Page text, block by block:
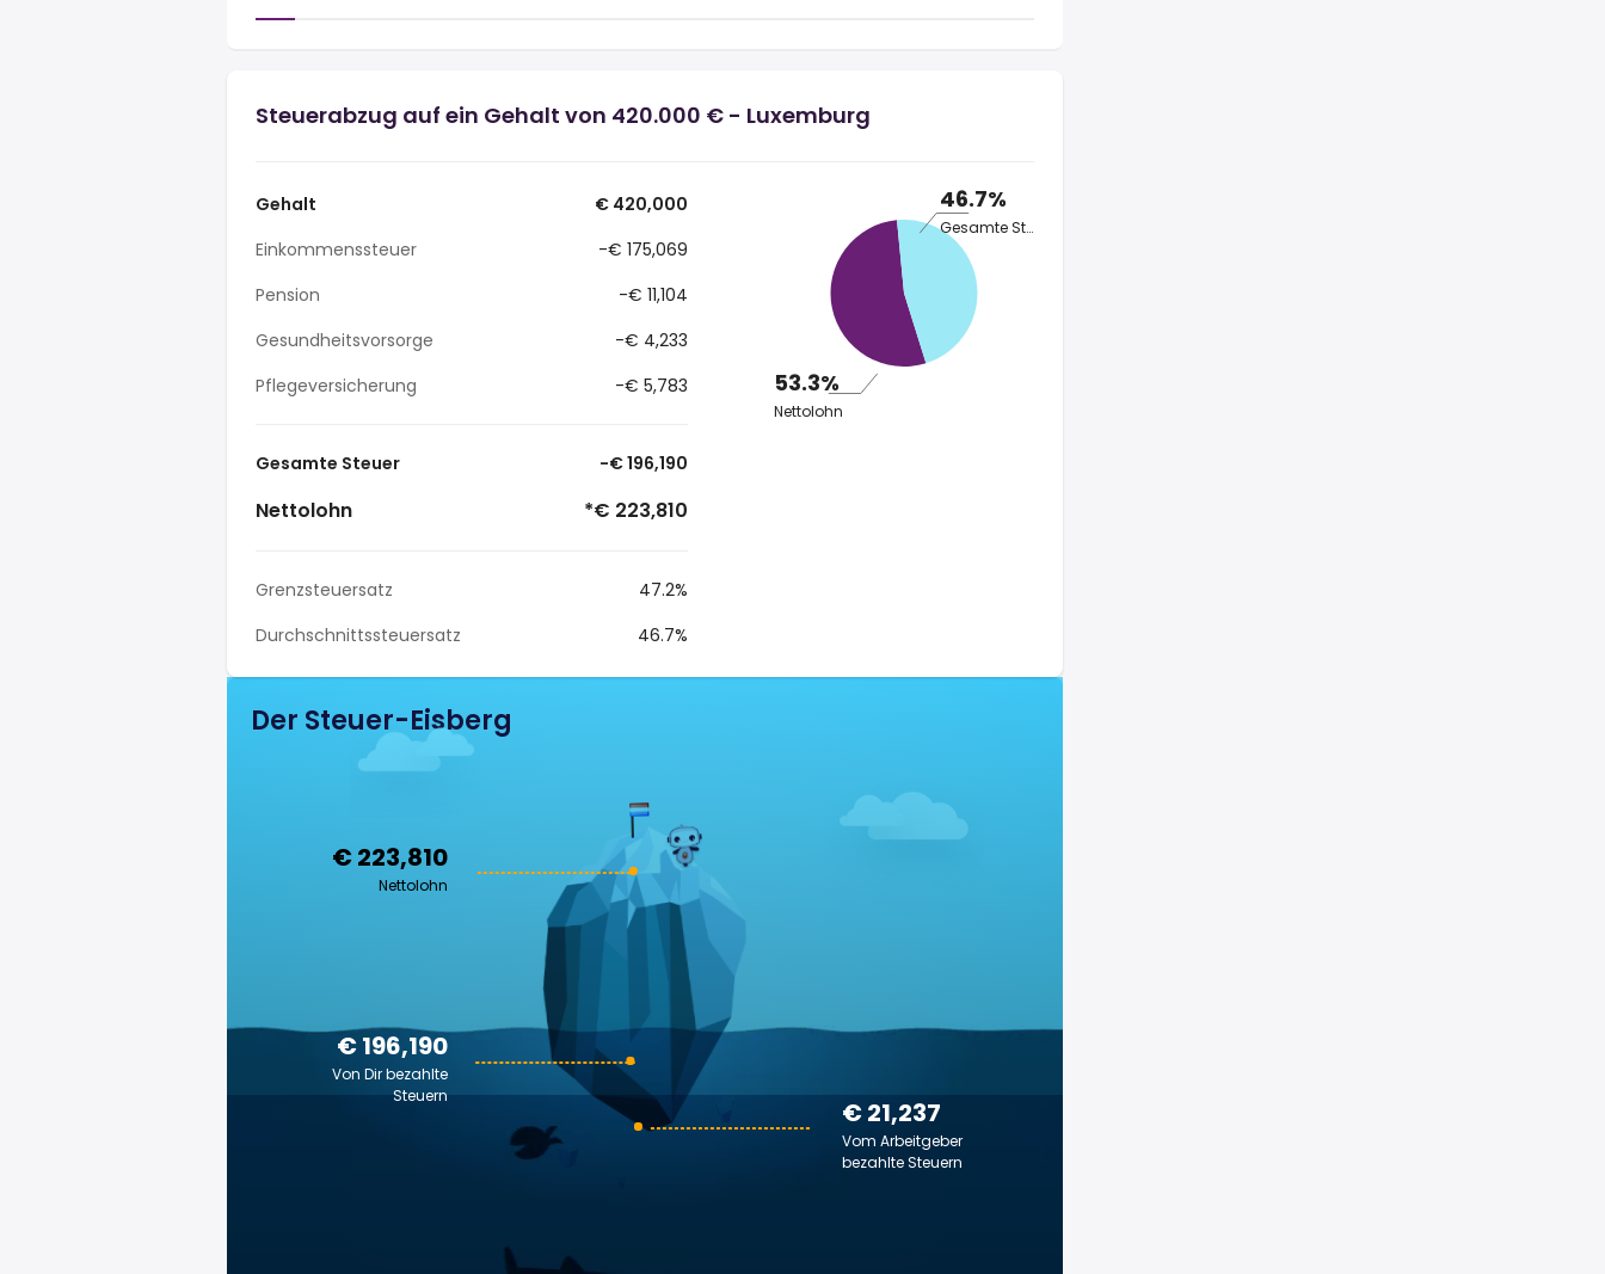
Steuerabzug auf ein Gehalt von 420.000 € - Luxemburg
Gehalt
€ 420,000
Einkommenssteuer
-€ 175,069
Pension
-€ 11,104
Gesundheitsvorsorge
-€ 4,233
Pflegeversicherung
-€ 5,783
Gesamte Steuer -€ 196,190
Nettolohn *€ 223,810
Grenzsteuersatz
47.2%
Durchschnittssteuersatz
46.7%
46.7%
Gesamte Steuer
53.3%
Nettolohn
Der Steuer-Eisberg
€ 223,810
Nettolohn
€ 21,237
Vom Arbeitgeber
bezahlte Steuern
€ 196,190
Von Dir bezahlte
Steuern